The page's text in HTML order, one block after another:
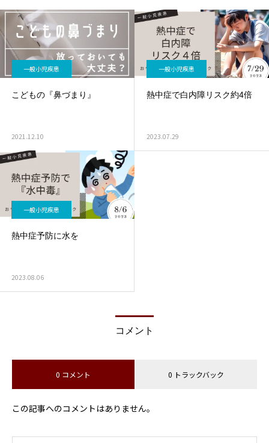
一般小児疾患
こどもの『鼻づまり』
2021.12.10
一般小児疾患
熱中症で白内障リスク約4倍
2023.07.29
一般小児疾患
熱中症予防に水を
2023.08.06
コメント
0 コメント 0 トラックバック
この記事へのコメントはありません。